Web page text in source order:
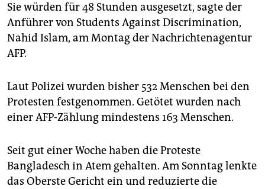
epaper login
Sie würden für 48 Stunden ausgesetzt, sagte der
Anführer von Students Against Discrimination,
Nahid Islam, am Montag der Nachrichtenagentur
AFP.
Laut Polizei wurden bisher 532 Menschen bei den
Protesten festgenommen. Getötet wurden nach
einer AFP-Zählung mindestens 163 Menschen.
Seit gut einer Woche haben die Proteste
Bangladesch in Atem gehalten. Am Sonntag lenkte
das Oberste Gericht ein und reduzierte die